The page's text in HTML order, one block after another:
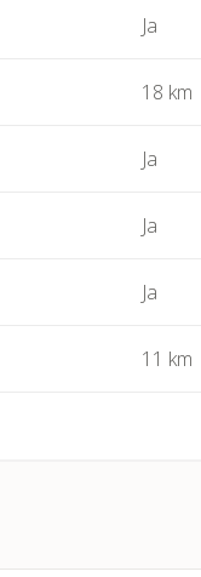
Bize-Minervois
Ja
18 km
Ja
Ja
Ja
11 km